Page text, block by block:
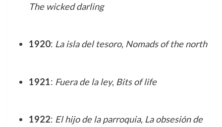
The wicked darling
1920: La isla del tesoro, Nomads of the north
1921: Fuera de la ley, Bits of life
1922: El hijo de la parroquia, La obsesión de